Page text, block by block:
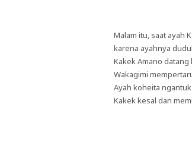
Malam itu, saat ayah
karena ayahnya
Kakek Amano
Wakagimi
Ayah koheita
Kakek kesal dan